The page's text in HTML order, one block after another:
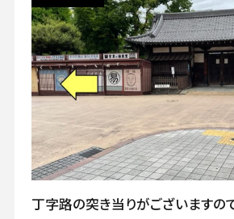
丁字路の突き当りがございますの